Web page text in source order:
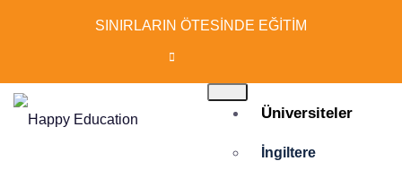
SINIRLARIN ÖTESİNDE EĞİTİM
Üniversiteler
İngiltere